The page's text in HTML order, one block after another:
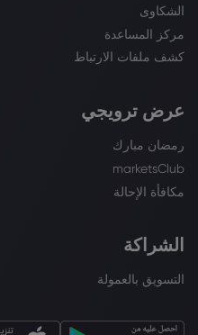
الشكاوى
مركز المساعدة
كشف ملفات الارتباط
عرض ترويجي
رمضان مبارك
marketsClub
مكافأة الإحالة
الشراكة
التسويق بالعمولة